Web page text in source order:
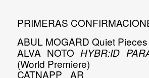
PRIMERAS
ABUL MOGARD Quiet Pieces
ALVA NOTO HYBR:ID
(World Premiere)
CATNAPP _AR